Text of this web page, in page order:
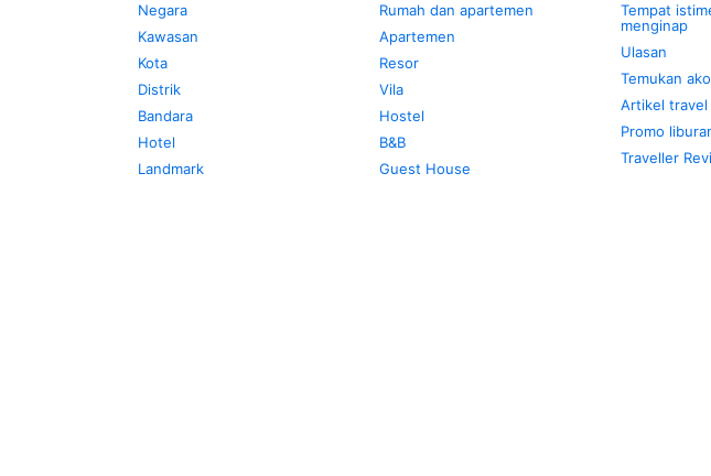
Negara
Kawasan
Kota
Distrik
Bandara
Hotel
Landmark
Rumah dan apartemen
Apartemen
Resor
Vila
Hostel
B&B
Guest House
Tempat
menginap
Ulasan
Temukan
Artikel travel
Promo
Traveller